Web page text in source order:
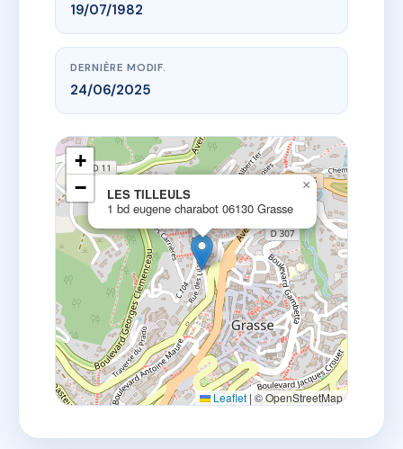
19/07/1982
DERNIÈRE MODIF.
24/06/2025
LES TILLEULS
1 bd eugene charabot 06130 Grasse
×
+
−
Leaflet | © OpenStreetMap